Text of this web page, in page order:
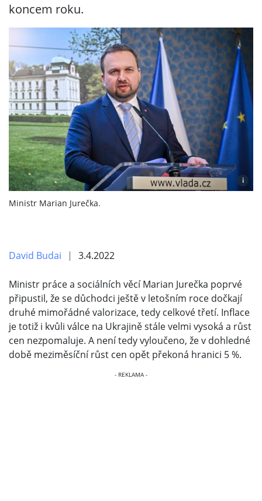
koncem roku.
i
Ministr Marian Jurečka.
David Budai 3.4.2022
Ministr práce a sociálních věcí Marian Jurečka poprvé
připustil, že se důchodci ještě v letošním roce dočkají
druhé mimořádné valorizace, tedy celkové třetí. Inflace
je totiž i kvůli válce na Ukrajině stále velmi vysoká a růst
cen nezpomaluje. A není tedy vyloučeno, že v dohledné
době meziměsíční růst cen opět překoná hranici 5 %.